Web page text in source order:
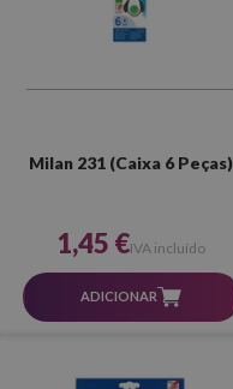
Milan 231 (Caixa 6 Peças)
1,45 €IVA incluído
ADICIONAR